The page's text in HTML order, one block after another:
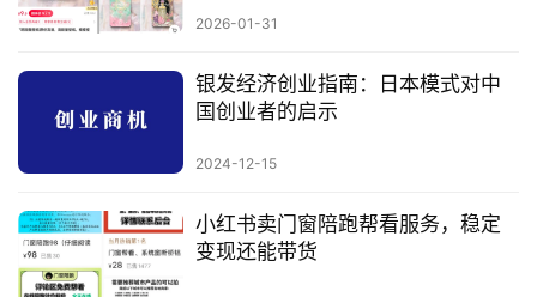
2026-01-31
银发经济创业指南：日本模式对中
国创业者的启示
2024-12-15
小红书卖门窗陪跑帮看服务，稳定
变现还能带货